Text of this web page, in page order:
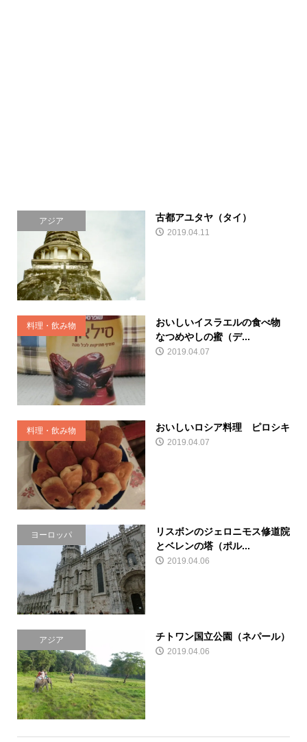
アジア 古都アユタヤ（タイ）
2019.04.11
料理・飲み物
おいしいイスラエルの食べ物
なつめやしの蜜（デ...
2019.04.07
料理・飲み物 おいしいロシア料理 ピロシキ
2019.04.07
ヨーロッパ
リスボンのジェロニモス修道院
とベレンの塔（ポル...
2019.04.06
アジア チトワン国立公園（ネパール）
2019.04.06